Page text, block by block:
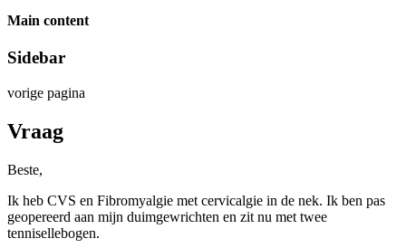
Main content
Sidebar
vorige pagina
Vraag
Beste,
Ik heb CVS en Fibromyalgie met cervicalgie in de nek. Ik ben pas
geopereerd aan mijn duimgewrichten en zit nu met twee
tennisellebogen.